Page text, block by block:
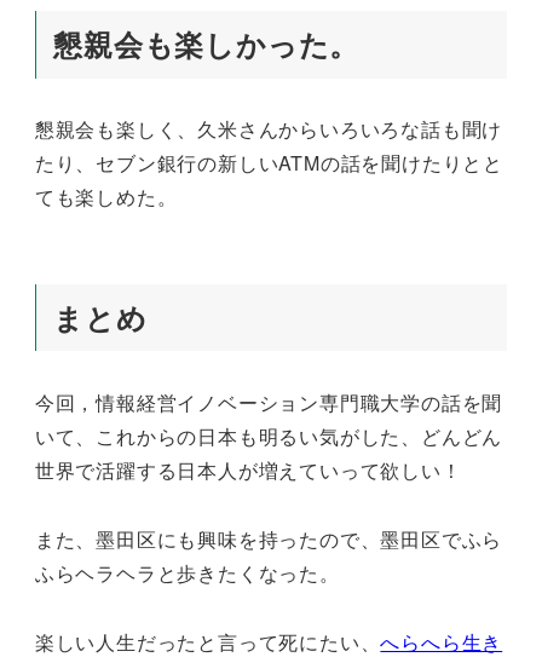
懇親会も楽しかった。
懇親会も楽しく、久米さんからいろいろな話も聞け
たり、セブン銀行の新しいATMの話を聞けたりとと
ても楽しめた。
まとめ
今回，情報経営イノベーション専門職大学の話を聞
いて、これからの日本も明るい気がした、どんどん
世界で活躍する日本人が増えていって欲しい！
また、墨田区にも興味を持ったので、墨田区でふら
ふらヘラヘラと歩きたくなった。
楽しい人生だったと言って死にたい、へらへら生き